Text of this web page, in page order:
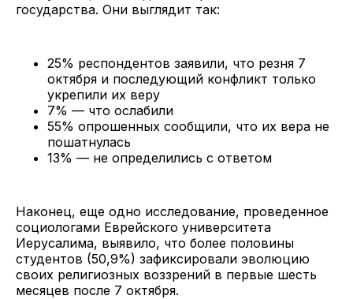
государства. Они выглядит так:
25% респондентов заявили, что резня 7
октября и последующий конфликт только
укрепили их веру
7% — что ослабили
55% опрошенных сообщили, что их вера не
пошатнулась
13% — не определились с ответом
Наконец, еще одно исследование, проведенное
социологами Еврейского университета
Иерусалима, выявило, что более половины
студентов (50,9%) зафиксировали эволюцию
своих религиозных воззрений в первые шесть
месяцев после 7 октября.